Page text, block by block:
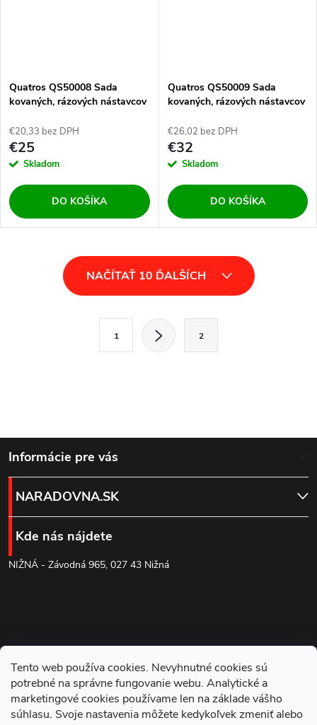
Tento web používa cookies. Nevyhnutné cookies sú
potrebné na správne fungovanie webu. Analytické a
marketingové cookies používame len na základe vášho
súhlasu. Svoje nastavenia môžete kedykoľvek zmeniť alebo
Quatros QS50008 Sada
kovaných, rázových nástavcov
€20,33 bez DPH
€25
Skladom
DO KOŠÍKA
Quatros QS50009 Sada
kovaných, rázových nástavcov
€26,02 bez DPH
€32
Skladom
DO KOŠÍKA
c
i
e
p
r
v
ý
NAČÍTAŤ 10 ĎALŠÍCH
v
n
1 2
Z
á
p
ä
e
Informácie pre vás
NARADOVNA.SK
Kde nás nájdete
NIŽNÁ - Závodná 965, 027 43 Nižná